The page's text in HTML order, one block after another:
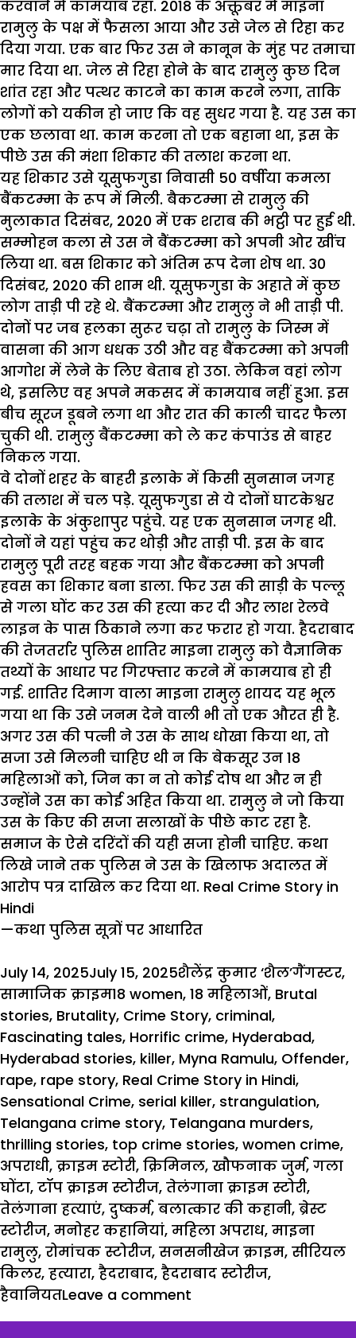
करवाने में कामयाब रहा. 2018 के अक्तूबर में माइना
रामुलु के पक्ष में फैसला आया और उसे जेल से रिहा कर
दिया गया. एक बार फिर उस ने कानून के मुंह पर तमाचा
मार दिया था. जेल से रिहा होने के बाद रामुलु कुछ दिन
शांत रहा और पत्थर काटने का काम करने लगा, ताकि
लोगों को यकीन हो जाए कि वह सुधर गया है. यह उस का
एक छलावा था. काम करना तो एक बहाना था, इस के
पीछे उस की मंशा शिकार की तलाश करना था.
यह शिकार उसे यूसुफगुडा निवासी 50 वर्षीया कमला
बैंकटम्मा के रूप में मिली. बैकटम्मा से रामुलु की
मुलाकात दिसंबर, 2020 में एक शराब की भट्ठी पर हुई थी.
सम्मोहन कला से उस ने बैंकटम्मा को अपनी ओर खींच
लिया था. बस शिकार को अंतिम रूप देना शेष था. 30
दिसंबर, 2020 की शाम थी. यूसुफगुडा के अहाते में कुछ
लोग ताड़ी पी रहे थे. बैंकटम्मा और रामुलु ने भी ताड़ी पी.
दोनों पर जब हलका सुरूर चढ़ा तो रामुलु के जिस्म में
वासना की आग धधक उठी और वह बैंकटम्मा को अपनी
आगोश में लेने के लिए बेताब हो उठा. लेकिन वहां लोग
थे, इसलिए वह अपने मकसद में कामयाब नहीं हुआ. इस
बीच सूरज डूबने लगा था और रात की काली चादर फैला
चुकी थी. रामुलु बैंकटम्मा को ले कर कंपाउंड से बाहर
निकल गया.
वे दोनों शहर के बाहरी इलाके में किसी सुनसान जगह
की तलाश में चल पड़े. यूसुफगुडा से ये दोनों घाटकेश्वर
इलाके के अंकुशापुर पहुंचे. यह एक सुनसान जगह थी.
दोनों ने यहां पहुंच कर थोड़ी और ताड़ी पी. इस के बाद
रामुलु पूरी तरह बहक गया और बैंकटम्मा को अपनी
हवस का शिकार बना डाला. फिर उस की साड़ी के पल्लू
से गला घोंट कर उस की हत्या कर दी और लाश रेलवे
लाइन के पास ठिकाने लगा कर फरार हो गया. हैदराबाद
की तेजतर्रार पुलिस शातिर माइना रामुलु को वैज्ञानिक
तथ्यों के आधार पर गिरफ्तार करने में कामयाब हो ही
गई. शातिर दिमाग वाला माइना रामुलु शायद यह भूल
गया था कि उसे जनम देने वाली भी तो एक औरत ही है.
अगर उस की पत्नी ने उस के साथ धोखा किया था, तो
सजा उसे मिलनी चाहिए थी न कि बेकसूर उन 18
महिलाओं को, जिन का न तो कोई दोष था और न ही
उन्होंने उस का कोई अहित किया था. रामुलु ने जो किया
उस के किए की सजा सलाखों के पीछे काट रहा है.
समाज के ऐसे दरिंदों की यही सजा होनी चाहिए. कथा
लिखे जाने तक पुलिस ने उस के खिलाफ अदालत में
आरोप पत्र दाखिल कर दिया था. Real Crime Story in
Hindi
—कथा पुलिस सूत्रों पर आधारित
Posted
on
July 14, 2025July 15, 2025Author
शैलेंद्र कुमार ‘शैल’गैंगस्टर,
सामाजिक क्राइमTags
18 women, 18 महिलाओं, Brutal
stories, Brutality, Crime Story, criminal,
Fascinating tales, Horrific crime, Hyderabad,
Hyderabad stories, killer, Myna Ramulu, Offender,
rape, rape story, Real Crime Story in Hindi,
Sensational Crime, serial killer, strangulation,
Telangana crime story, Telangana murders,
thrilling stories, top crime stories, women crime,
अपराधी, क्राइम स्टोरी, क्रिमिनल, खौफनाक जुर्म, गला
घोंटा, टॉप क्राइम स्टोरीज, तेलंगाना क्राइम स्टोरी,
तेलंगाना हत्याएं, दुष्कर्म, बलात्कार की कहानी, ब्रेस्ट
स्टोरीज, मनोहर कहानियां, महिला अपराध, माइना
रामुलु, रोमांचक स्टोरीज, सनसनीखेज क्राइम, सीरियल
किलर, हत्यारा, हैदराबाद, हैदराबाद स्टोरीज,
हैवानियतLeave a comment